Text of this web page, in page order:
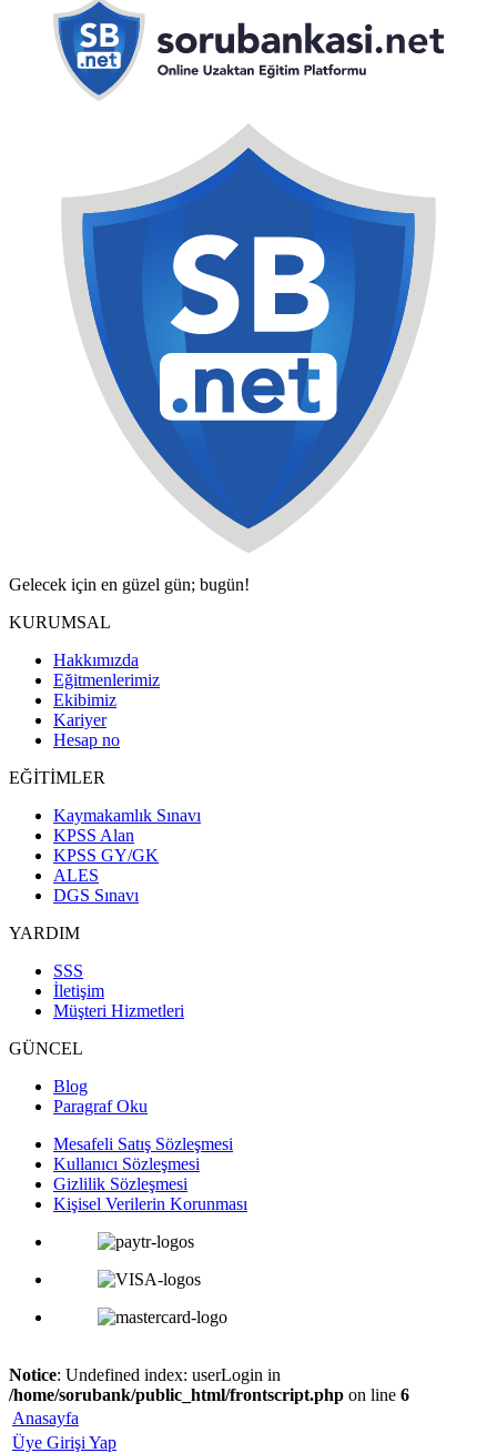
Gelecek için en güzel gün; bugün!
KURUMSAL
Hakkımızda
Eğitmenlerimiz
Ekibimiz
Kariyer
Hesap no
EĞİTİMLER
Kaymakamlık Sınavı
KPSS Alan
KPSS GY/GK
ALES
DGS Sınavı
YARDIM
SSS
İletişim
Müşteri Hizmetleri
GÜNCEL
Blog
Paragraf Oku
Mesafeli Satış Sözleşmesi
Kullanıcı Sözleşmesi
Gizlilik Sözleşmesi
Kişisel Verilerin Korunması
Notice: Undefined index: userLogin in
/home/sorubank/public_html/frontscript.php on line 6
Anasayfa
Üye Girişi Yap